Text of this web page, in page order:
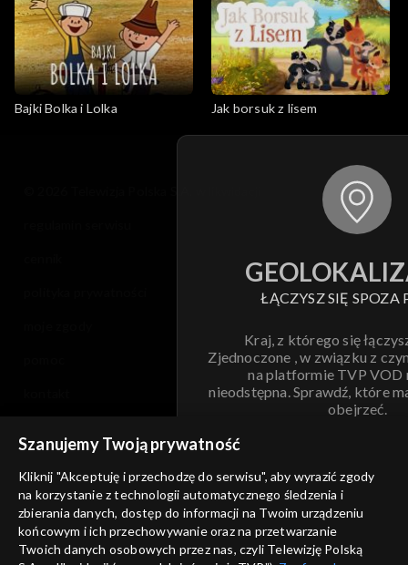
Bajki Bolka i Lolka Jak borsuk z lisem
ŁĄCZYSZ SIĘ SPOZA
Kraj, z którego się
Zjednoczone , w związku z
na platformie TVP VOD
nieodstępna. Sprawdź, które
obejrzeć.
ANULUJ
informacje o dostawcy usług
Szanujemy Twoją prywatność
Kliknij "Akceptuję i przechodzę do serwisu", aby wyrazić zgody
na korzystanie z technologii automatycznego śledzenia i
zbierania danych, dostęp do informacji na Twoim urządzeniu
końcowym i ich przechowywanie oraz na przetwarzanie
Twoich danych osobowych przez nas, czyli Telewizję Polską